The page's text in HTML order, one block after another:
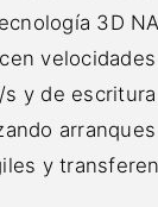
3D
s y de
y